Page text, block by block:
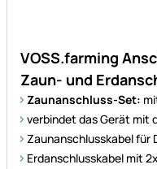
VOSS.farming
Zaun- und
Zaunanschluss-Set:
verbindet das Gerät mit
Zaunanschlusskabel für
Erdanschlusskabel mit